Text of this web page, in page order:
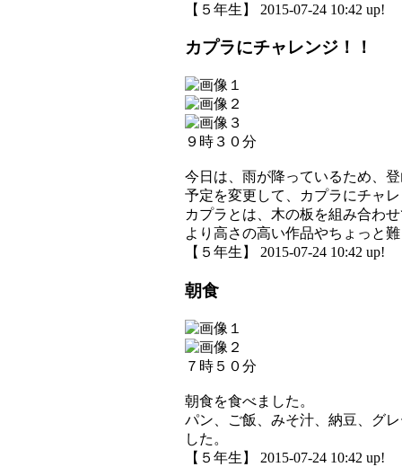
【５年生】 2015-07-24 10:42 up!
カプラにチャレンジ！！
９時３０分
今日は、雨が降っているため、
予定を変更して、カプラにチャ
カプラとは、木の板を組み合わ
より高さの高い作品やちょっと
【５年生】 2015-07-24 10:42 up!
朝食
７時５０分
朝食を食べました。
パン、ご飯、みそ汁、納豆、グ
した。
【５年生】 2015-07-24 10:42 up!